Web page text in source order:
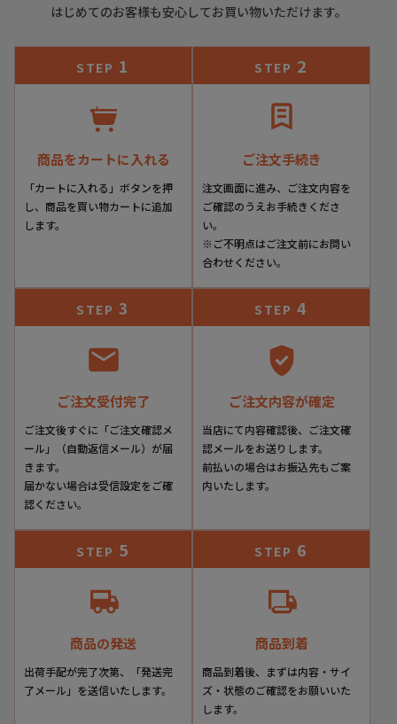
ブラック
ブラウン
創業から約50年、ロンサムが培ってきた歴史と経験から生まれたオリ
ジナルブランド『エリニュス・クラウン』
靴の範疇でありながら、 スニーカーのような履き心地を目指し開発さ
れたブランド。
日本人の足型に合うようゼロから木型を開発し、一足一足職人が手作
業で染め上げていくパティーヌ加工により二つとして同じ色合いの靴
はじめてのお客様も安心してお買い物いただけます。
STEP 1
商品をカートに入れる
「カートに入れる」ボタンを押
し、商品を買い物カートに追加
します。
STEP 2
ご注文手続き
注文画面に進み、ご注文内容を
ご確認のうえお手続きくださ
い。
※ご不明点はご注文前にお問い
合わせください。
STEP 3
ご注文受付完了
ご注文後すぐに「ご注文確認メ
ール」（自動返信メール）が届
きます。
届かない場合は受信設定をご確
認ください。
STEP 4
ご注文内容が確定
当店にて内容確認後、ご注文確
認メールをお送りします。
前払いの場合はお振込先もご案
内いたします。
STEP 5
商品の発送
出荷手配が完了次第、「発送完
了メール」を送信いたします。
STEP 6
商品到着
商品到着後、まずは内容・サイ
ズ・状態のご確認をお願いいた
します。